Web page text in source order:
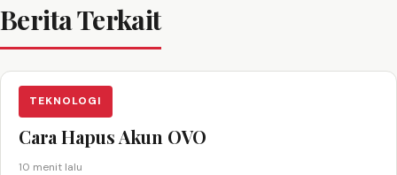
Berita Terkait
TEKNOLOGI
Cara Hapus Akun OVO
10 menit lalu